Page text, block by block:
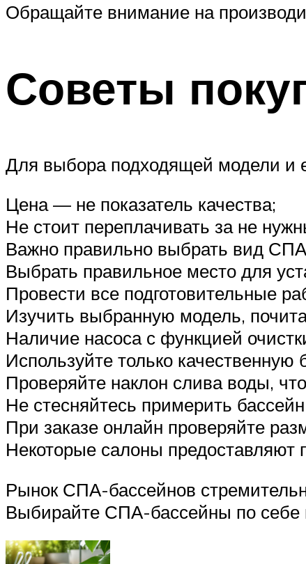
Обращайте внимание на
Советы
Для выбора подходящей модели и
Цена — не показатель качества;
Не стоит переплачивать за не
Важно правильно выбрать вид
Выбрать правильное место для
Провести все подготовительные
Изучить выбранную модель,
Наличие насоса с функцией
Используйте только
Проверяйте наклон слива воды,
Не стесняйтесь примерить
При заказе онлайн проверяйте
Некоторые салоны
Рынок СПА-бассейнов
Выбирайте СПА-бассейны по себе